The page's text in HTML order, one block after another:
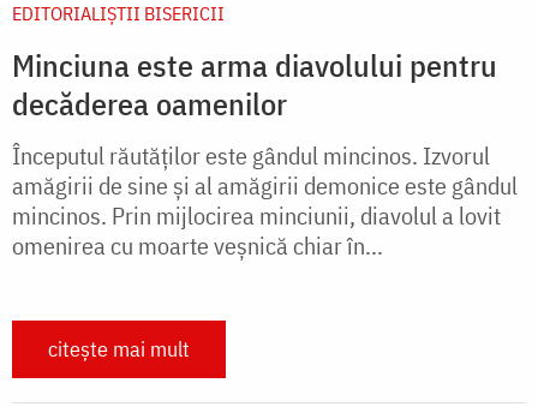
EDITORIALIȘTII BISERICII
Minciuna este arma diavolului pentru
decăderea oamenilor
Începutul răutăților este gândul mincinos. Izvorul
amăgirii de sine și al amăgirii demonice este gândul
mincinos. Prin mijlocirea minciunii, diavolul a lovit
omenirea cu moarte veșnică chiar în...
citește mai mult